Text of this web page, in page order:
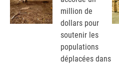
million de
dollars pour
soutenir les
populations
déplacées dans